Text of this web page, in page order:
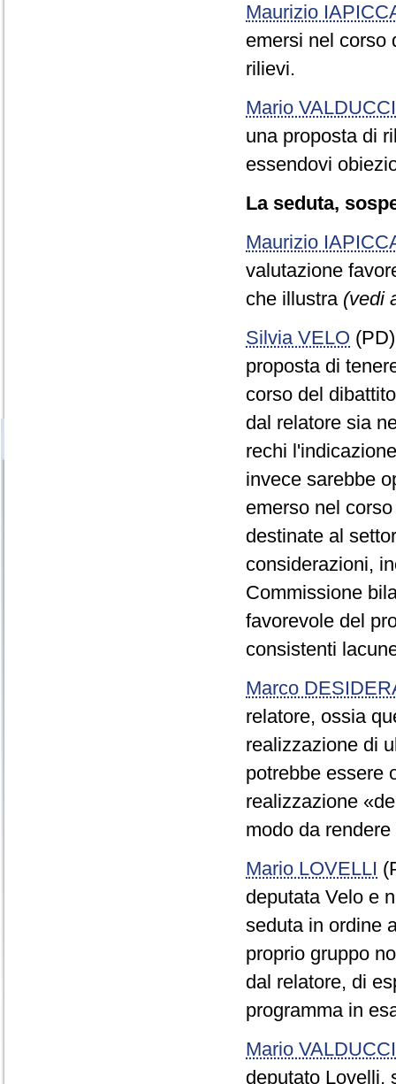
Maurizio
emersi nel corso
rilievi.
Mario VALDUCCI
una proposta di
essendovi
La seduta,
Maurizio
valutazione
che illustra (vedi
Silvia VELO
proposta di
corso del
dal relatore sia
rechi
invece sarebbe
emerso nel
destinate al
considerazioni,
Commissione
favorevole del
consistenti
Marco
relatore, ossia
realizzazione di
potrebbe essere
realizzazione
modo da
Mario LOVELLI
deputata Velo e
seduta in ordine
proprio gruppo
dal relatore, di
programma in
Mario VALDUCCI
deputato Lovelli,